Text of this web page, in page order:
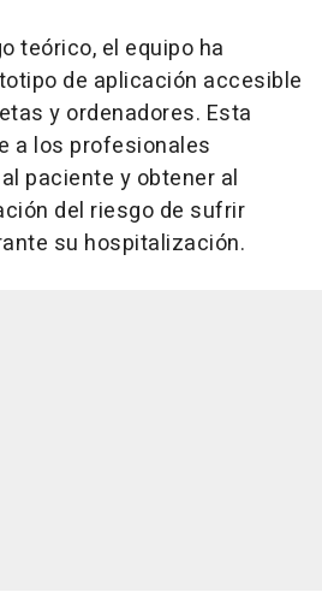
teórico, el equipo ha
de aplicación accesible
y ordenadores. Esta
a los profesionales
paciente y obtener al
del riesgo de sufrir
su hospitalización.